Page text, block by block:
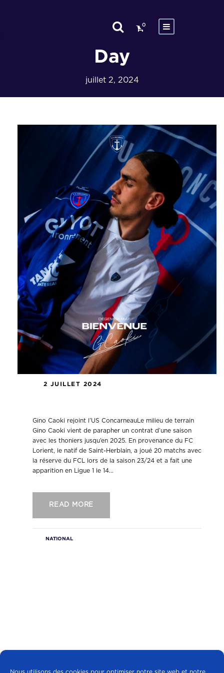
0
Day
juillet 2, 2024
2 JUILLET 2024
Gino Caoki rejoint l’US ConcarneauLe milieu de terrain
Gino Caoki vient de parapher un contrat d’une saison
avec les thoniers jusqu’en 2025. En provenance du FC
Lorient, le natif de Saint-Herblain, a joué 20 matchs avec
la réserve du FCL lors de la saison 23/24 et a fait une
apparition en Ligue 1 le 14...
READ MORE
NATIONAL